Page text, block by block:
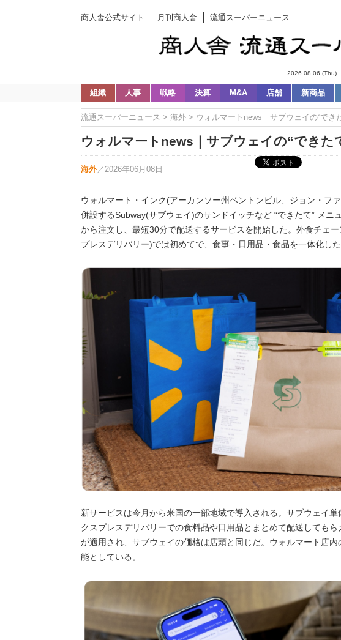
商人舎公式サイト 月刊商人舎 流通スーパーニュース
2026.08.06 (Thu)
組織 人事 戦略 決算 M&A 店舗 新商品
流通スーパーニュース > 海外 > ウォルマートnews｜サブウェイの“でき
ウォルマートnews｜サブウェイの“できた
海外 ／ 2026年06月08日
ウォルマート・インク(アーカンソー州ベントンビル、ジョン・フ
併設するSubway(サブウェイ)のサンドイッチなど “できたて” メニ
から注文し、最短30分で配送するサービスを開始した。外食チェ
プレスデリバリー)では初めてで、食事・日用品・食品を一体化し
新サービスは今月から米国の一部地域で導入される。サブウェイ
クスプレスデリバリーでの食料品や日用品とまとめて配送しても
が適用され、サブウェイの価格は店頭と同じだ。ウォルマート店
能としている。